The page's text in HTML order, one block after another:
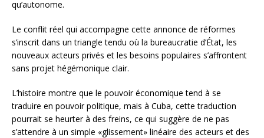
qu’autonome.
Le conflit réel qui accompagne cette annonce de réformes
s’inscrit dans un triangle tendu où la bureaucratie d’État, les
nouveaux acteurs privés et les besoins populaires s’affrontent
sans projet hégémonique clair.
L’histoire montre que le pouvoir économique tend à se
traduire en pouvoir politique, mais à Cuba, cette traduction
pourrait se heurter à des freins, ce qui suggère de ne pas
s’attendre à un simple «glissement» linéaire des acteurs et des